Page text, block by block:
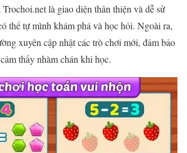
là giao diện thân thiện và dễ sử
thể tự mình khám phá và học hỏi. Ngoài ra,
xuyên cập nhật các trò chơi mới, đảm bảo
thấy nhàm chán khi học.